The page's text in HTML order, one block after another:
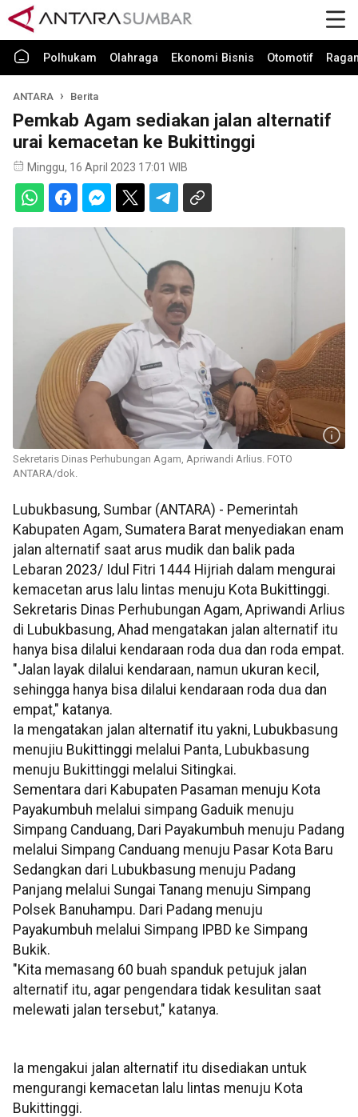
Polhukam Olahraga Ekonomi Bisnis Otomotif
ANTARA Berita
Pemkab Agam sediakan jalan alternatif
urai kemacetan ke Bukittinggi
Minggu, 16 April 2023 17:01 WIB
Sekretaris Dinas Perhubungan Agam, Apriwandi Arlius. FOTO
ANTARA/dok.
Lubukbasung, Sumbar (ANTARA) - Pemerintah
Kabupaten Agam, Sumatera Barat menyediakan enam
jalan alternatif saat arus mudik dan balik pada
Lebaran 2023/ Idul Fitri 1444 Hijriah dalam mengurai
kemacetan arus lalu lintas menuju Kota Bukittinggi.
Sekretaris Dinas Perhubungan Agam, Apriwandi Arlius
di Lubukbasung, Ahad mengatakan jalan alternatif itu
hanya bisa dilalui kendaraan roda dua dan roda empat.
"Jalan layak dilalui kendaraan, namun ukuran kecil,
sehingga hanya bisa dilalui kendaraan roda dua dan
empat," katanya.
Ia mengatakan jalan alternatif itu yakni, Lubukbasung
menujiu Bukittinggi melalui Panta, Lubukbasung
menuju Bukittinggi melalui Sitingkai.
Sementara dari Kabupaten Pasaman menuju Kota
Payakumbuh melalui simpang Gaduik menuju
Simpang Canduang, Dari Payakumbuh menuju Padang
melalui Simpang Canduang menuju Pasar Kota Baru
Sedangkan dari Lubukbasung menuju Padang
Panjang melalui Sungai Tanang menuju Simpang
Polsek Banuhampu. Dari Padang menuju
Payakumbuh melalui Simpang IPBD ke Simpang
Bukik.
"Kita memasang 60 buah spanduk petujuk jalan
alternatif itu, agar pengendara tidak kesulitan saat
melewati jalan tersebut," katanya.
Ia mengakui jalan alternatif itu disediakan untuk
mengurangi kemacetan lalu lintas menuju Kota
Bukittinggi.